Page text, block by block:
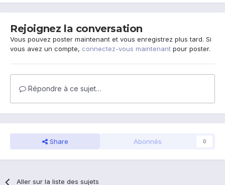
Rejoignez la conversation
Vous pouvez poster maintenant et vous enregistrez plus tard. Si
vous avez un compte, connectez-vous maintenant pour poster.
Répondre à ce sujet…
Share Abonnés 0
Aller sur la liste des sujets